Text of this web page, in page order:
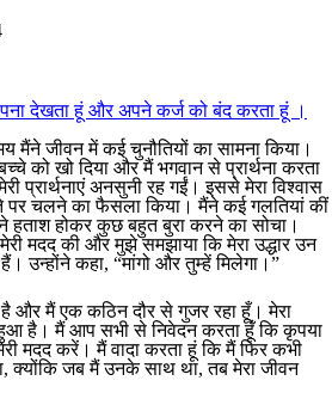
देखता हूं और अपने कर्ज को बंद करता हूं ।
मैंने जीवन में कई चुनौतियों का सामना किया।
को खो दिया और मैं भगवान से प्रार्थना करता
प्रार्थनाएं अनसुनी रह गईं। इससे मेरा विश्वास
पर चलने का फैसला किया। मैंने कई गलतियां कीं
होकर कुछ बहुत बुरा करने का सोचा।
मदद की और मुझे समझाया कि मेरा उद्धार उन
उन्होंने कहा, “मांगो और तुम्हें मिलेगा।”
और मैं एक कठिन दौर से गुजर रहा हूँ। मेरा
है। मैं आप सभी से निवेदन करता हूँ कि कृपया
मदद करें। मैं वादा करता हूं कि मैं फिर कभी
क्योंकि जब मैं उनके साथ था, तब मेरा जीवन